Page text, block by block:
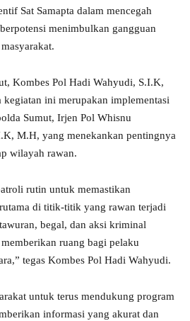
Sat Samapta dalam mencegah
menimbulkan gangguan
Kombes Pol Hadi Wahyudi, S.I.K,
kegiatan ini merupakan implementasi
Sumut, Irjen Pol Whisnu
M.H, yang menekankan pentingnya
wilayah rawan.
rutin untuk memastikan
di titik-titik yang rawan terjadi
begal, dan aksi kriminal
ruang bagi pelaku
tegas Kombes Pol Hadi Wahyudi.
untuk terus mendukung program
informasi yang akurat dan